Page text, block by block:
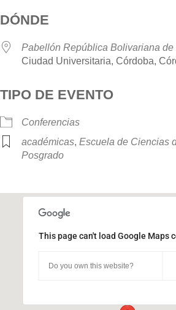
DÓNDE
Pabellón República Bolivariana de
Ciudad Universitaria, Córdoba,
TIPO DE EVENTO
Conferencias
académicas, Escuela de Ciencias
Posgrado
Venezuela
This page can't load Google Maps
Do you own this website?